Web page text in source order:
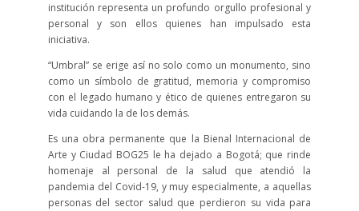
institución representa un profundo orgullo profesional y
personal y son ellos quienes han impulsado esta
iniciativa.
“Umbral” se erige así no solo como un monumento, sino
como un símbolo de gratitud, memoria y compromiso
con el legado humano y ético de quienes entregaron su
vida cuidando la de los demás.
Es una obra permanente que la Bienal Internacional de
Arte y Ciudad BOG25 le ha dejado a Bogotá; que rinde
homenaje al personal de la salud que atendió la
pandemia del Covid-19, y muy especialmente, a aquellas
personas del sector salud que perdieron su vida para